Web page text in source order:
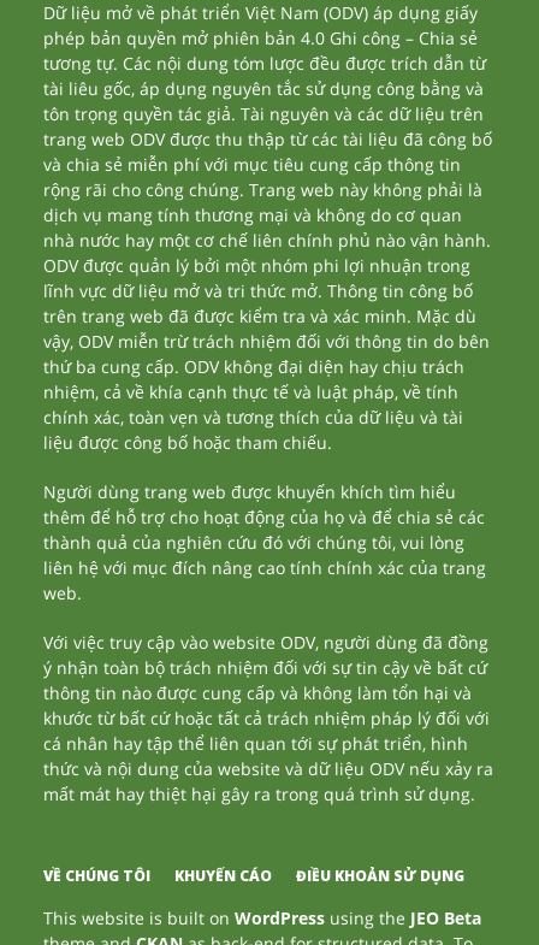
Dữ liệu mở về phát triển Việt Nam (ODV) áp dụng giấy
phép bản quyền mở phiên bản 4.0 Ghi công – Chia sẻ
tương tự. Các nội dung tóm lược đều được trích dẫn từ
tài liêu gốc, áp dụng nguyên tắc sử dụng công bằng và
tôn trọng quyền tác giả. Tài nguyên và các dữ liệu trên
trang web ODV được thu thập từ các tài liệu đã công bố
và chia sẻ miễn phí với mục tiêu cung cấp thông tin
rộng rãi cho công chúng. Trang web này không phải là
dịch vụ mang tính thương mại và không do cơ quan
nhà nước hay một cơ chế liên chính phủ nào vận hành.
ODV được quản lý bởi một nhóm phi lợi nhuận trong
lĩnh vực dữ liệu mở và tri thức mở. Thông tin công bố
trên trang web đã được kiểm tra và xác minh. Mặc dù
vậy, ODV miễn trừ trách nhiệm đối với thông tin do bên
thứ ba cung cấp. ODV không đại diện hay chịu trách
nhiệm, cả về khía cạnh thực tế và luật pháp, về tính
chính xác, toàn vẹn và tương thích của dữ liệu và tài
liệu được công bố hoặc tham chiếu.
Người dùng trang web được khuyến khích tìm hiểu
thêm để hỗ trợ cho hoạt động của họ và để chia sẻ các
thành quả của nghiên cứu đó với chúng tôi, vui lòng
liên hệ với mục đích nâng cao tính chính xác của trang
web.
Với việc truy cập vào website ODV, người dùng đã đồng
ý nhận toàn bộ trách nhiệm đối với sự tin cậy về bất cứ
thông tin nào được cung cấp và không làm tổn hại và
khước từ bất cứ hoặc tất cả trách nhiệm pháp lý đối với
cá nhân hay tập thể liên quan tới sự phát triển, hình
thức và nội dung của website và dữ liệu ODV nếu xảy ra
mất mát hay thiệt hại gây ra trong quá trình sử dụng.
VỀ CHÚNG TÔI KHUYẾN CÁO ĐIỀU KHOẢN SỬ DỤNG
This website is built onWordPress using the JEO Beta